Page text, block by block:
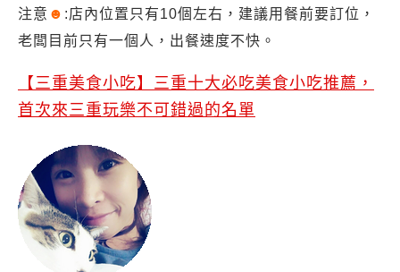
注意 ☻ :店內位置只有10個左右，建議用餐前要訂位，
老闆目前只有一個人，出餐速度不快。
【三重美食小吃】三重十大必吃美食小吃推薦，
首次來三重玩樂不可錯過的名單